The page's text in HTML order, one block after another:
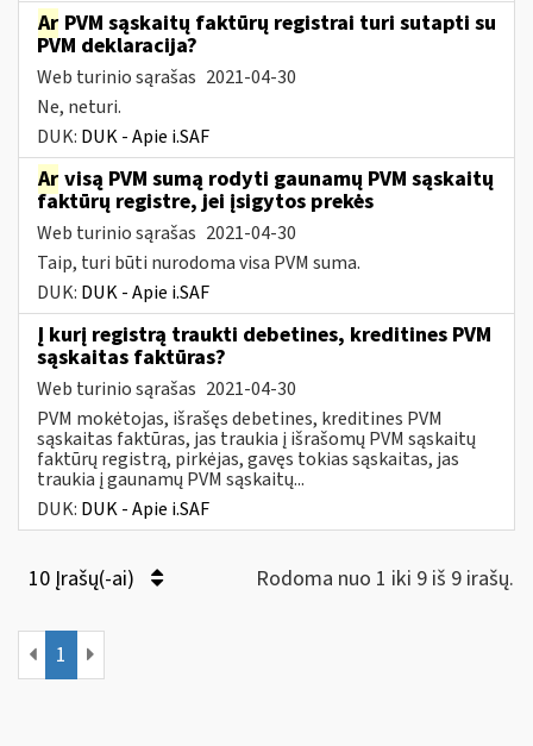
Ar PVM sąskaitų faktūrų registrai turi sutapti su
PVM deklaracija?
Web turinio sąrašas 2021-04-30
Ne, neturi.
DUK: DUK - Apie i.SAF
Ar visą PVM sumą rodyti gaunamų PVM sąskaitų
faktūrų registre, jei įsigytos prekės
Web turinio sąrašas 2021-04-30
Taip, turi būti nurodoma visa PVM suma.
DUK: DUK - Apie i.SAF
Į kurį registrą traukti debetines, kreditines PVM
sąskaitas faktūras?
Web turinio sąrašas 2021-04-30
PVM mokėtojas, išrašęs debetines, kreditines PVM
sąskaitas faktūras, jas traukia į išrašomų PVM sąskaitų
faktūrų registrą, pirkėjas, gavęs tokias sąskaitas, jas
traukia į gaunamų PVM sąskaitų...
DUK: DUK - Apie i.SAF
10 Įrašų(-ai) Rodoma nuo 1 iki 9 iš 9 irašų.
1